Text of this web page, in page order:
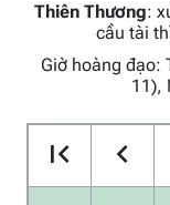
Thiên Thương:
cầu tài
Giờ hoàng đạo:
11),